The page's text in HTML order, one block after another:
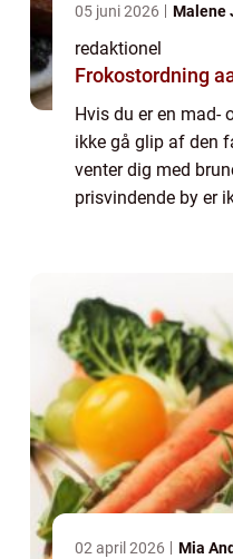
05 juni 2026 Malene
redaktionel
Frokostordning
Hvis du er en mad-
ikke gå glip af den
venter dig med
prisvindende by er
02 april 2026 Mia